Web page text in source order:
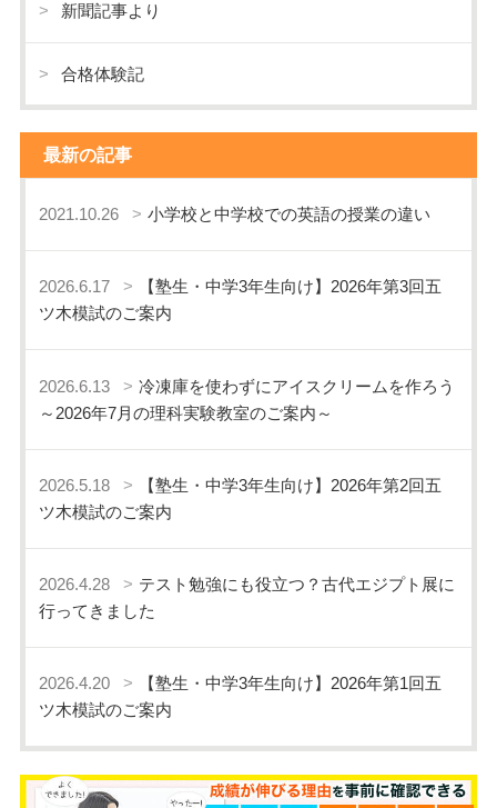
新聞記事より
合格体験記
最新の記事
2021.10.26 小学校と中学校での英語の授業の違い
2026.6.17
【塾生・中学3年生向け】2026年第3回五
ツ木模試のご案内
2026.6.13
冷凍庫を使わずにアイスクリームを作ろう
～2026年7月の理科実験教室のご案内～
2026.5.18
【塾生・中学3年生向け】2026年第2回五
ツ木模試のご案内
2026.4.28
テスト勉強にも役立つ？古代エジプト展に
行ってきました
2026.4.20
【塾生・中学3年生向け】2026年第1回五
ツ木模試のご案内